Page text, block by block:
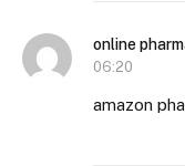
online
06:20
amazon